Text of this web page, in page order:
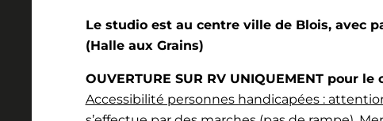
Le studio est au centre ville de Blois, avec
(Halle aux Grains)
OUVERTURE SUR RV UNIQUEMENT pour
Accessibilité personnes handicapées :